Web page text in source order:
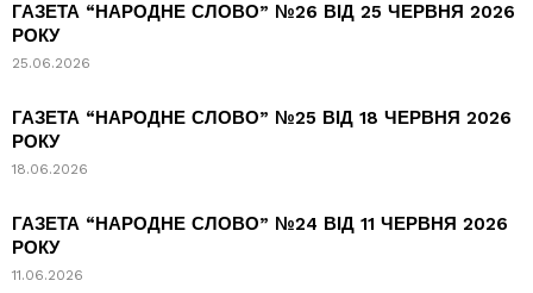
ГАЗЕТА “НАРОДНЕ СЛОВО” №26 ВІД 25 ЧЕРВНЯ 2026
РОКУ
25.06.2026
ГАЗЕТА “НАРОДНЕ СЛОВО” №25 ВІД 18 ЧЕРВНЯ 2026
РОКУ
18.06.2026
ГАЗЕТА “НАРОДНЕ СЛОВО” №24 ВІД 11 ЧЕРВНЯ 2026
РОКУ
11.06.2026